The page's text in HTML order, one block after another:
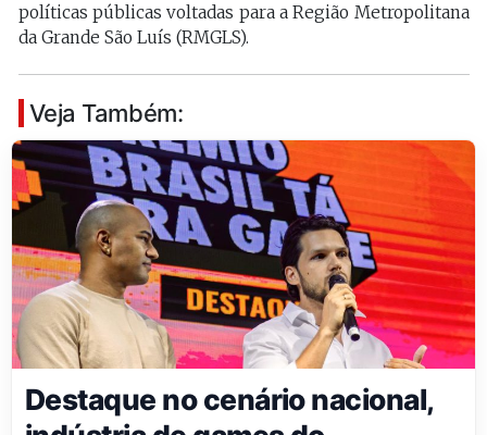
políticas públicas voltadas para a Região Metropolitana
da Grande São Luís (RMGLS).
Veja Também:
Destaque no cenário nacional,